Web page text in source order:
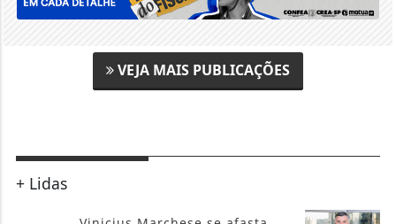
VEJA MAIS PUBLICAÇÕES
+ Lidas